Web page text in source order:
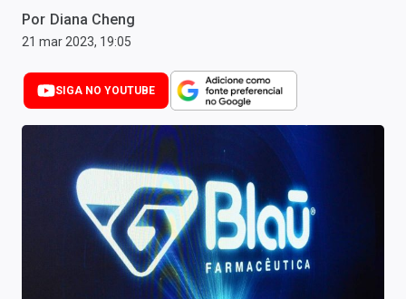
Anuncie
Últimas Notícias
Newsletters
Comprar ou vender?
Carteiras Recomendadas
Central de Dividendos
Por Diana Cheng
21 mar 2023, 19:05
SIGA NO YOUTUBE